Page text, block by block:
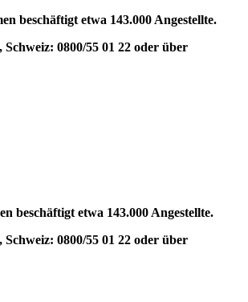
beschäftigt etwa 143.000 Angestellte.
0800/55 01 22 oder über
beschäftigt etwa 143.000 Angestellte.
0800/55 01 22 oder über